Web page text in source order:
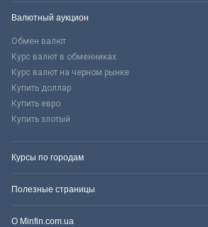
Валютный аукцион
Обмен валют
Курс валют в обменниках
Курс валют на черном рынке
Купить доллар
Купить евро
Купить злотый
Курсы по городам
Полезные страницы
О Minfin.com.ua